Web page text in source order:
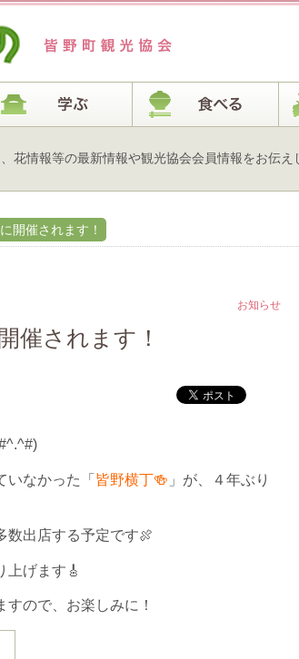
花情報等の最新情報や観光協会会員情報をお伝え
開催されます！
お知らせ
催されます！
なかった「 皆野横丁🍻 」が、４年ぶり
数出店する予定です🍖
上げます🎸
ので、お楽しみに！